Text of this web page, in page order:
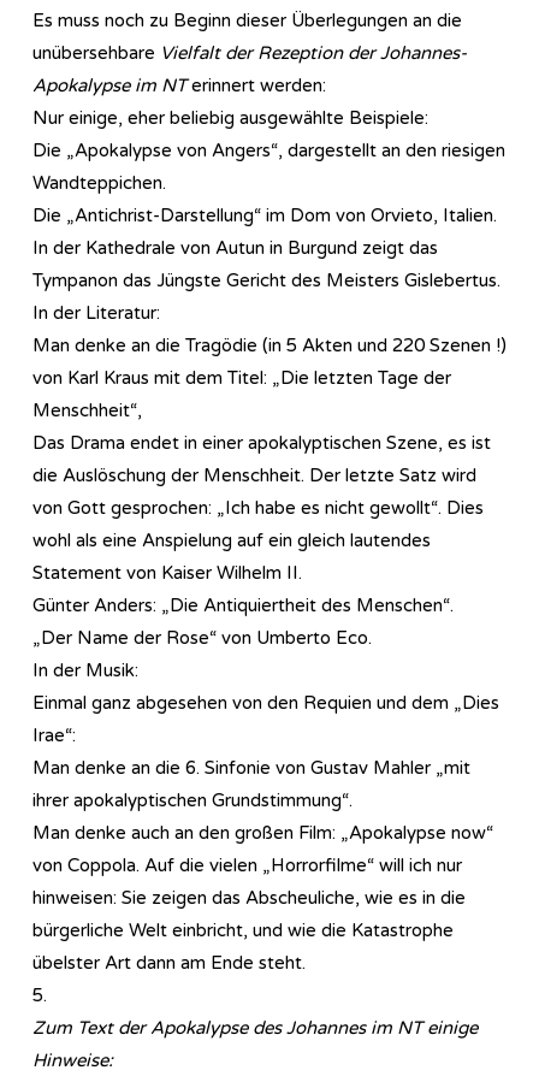
Es muss noch zu Beginn dieser Überlegungen an die
unübersehbare Vielfalt der Rezeption der Johannes-
Apokalypse im NTerinnert werden:
Nur einige, eher beliebig ausgewählte Beispiele:
Die „Apokalypse von Angers“, dargestellt an den riesigen
Wandteppichen.
Die „Antichrist-Darstellung“ im Dom von Orvieto, Italien.
In der Kathedrale von Autun in Burgund zeigt das
Tympanon das Jüngste Gericht des Meisters Gislebertus.
In der Literatur:
Man denke an die Tragödie (in 5 Akten und 220 Szenen !)
von Karl Kraus mit dem Titel: „Die letzten Tage der
Menschheit“,
Das Drama endet in einer apokalyptischen Szene, es ist
die Auslöschung der Menschheit. Der letzte Satz wird
von Gott gesprochen: „Ich habe es nicht gewollt“. Dies
wohl als eine Anspielung auf ein gleich lautendes
Statement von Kaiser Wilhelm II.
Günter Anders: „Die Antiquiertheit des Menschen“.
„Der Name der Rose“ von Umberto Eco.
In der Musik:
Einmal ganz abgesehen von den Requien und dem „Dies
Irae“:
Man denke an die 6. Sinfonie von Gustav Mahler „mit
ihrer apokalyptischen Grundstimmung“.
Man denke auch an den großen Film: „Apokalypse now“
von Coppola. Auf die vielen „Horrorfilme“ will ich nur
hinweisen: Sie zeigen das Abscheuliche, wie es in die
bürgerliche Welt einbricht, und wie die Katastrophe
übelster Art dann am Ende steht.
5.
Zum Text der Apokalypse des Johannes im NT einige
Hinweise: